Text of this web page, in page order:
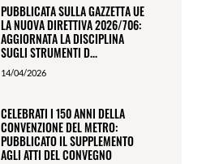
PUBBLICATA SULLA GAZZETTA UE
LA NUOVA DIRETTIVA 2026/706:
AGGIORNATA LA DISCIPLINA
SUGLI STRUMENTI D...
14/04/2026
CELEBRATI I 150 ANNI DELLA
CONVENZIONE DEL METRO:
PUBBLICATO IL SUPPLEMENTO
AGLI ATTI DEL CONVEGNO